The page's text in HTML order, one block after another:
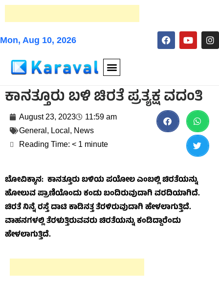
Mon, Aug 10, 2026
ಕಾನತ್ತೂರು ಬಳಿ ಚಿರತೆ ಪ್ರತ್ಯಕ್ಷ ವದಂತಿ
August 23, 2023
11:59 am
General , Local , News
Reading Time: < 1 minute
ಬೋವಿಕ್ಕಾನ: ಕಾನತ್ತೂರು ಬಳಿಯ ಪಯೋಲ ಎಂಬಲ್ಲಿ ಚಿರತೆಯನ್ನು
ಹೋಲುವ ಪ್ರಾಣಿಯೊಂದು ಕಂಡು ಬಂದಿರುವುದಾಗಿ ವರದಿಯಾಗಿದೆ.
ಚಿರತೆ ನಿನ್ನೆ ರಸ್ತೆ ದಾಟಿ ಕಾಡಿನತ್ತ ತೆರಳಿರುವುದಾಗಿ ಹೇಳಲಾಗುತ್ತಿದೆ.
ವಾಹನಗಳಲ್ಲಿ ತೆರಳುತ್ತಿರುವವರು ಚಿರತೆಯನ್ನು ಕಂಡಿದ್ದಾರೆಂದು
ಹೇಳಲಾಗುತ್ತಿದೆ.